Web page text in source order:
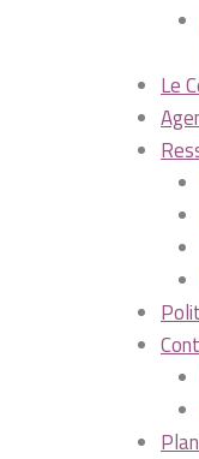
Le